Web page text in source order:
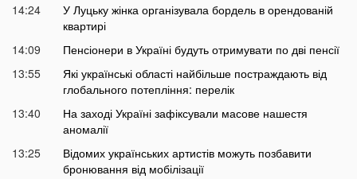
14:24
У Луцьку жінка організувала бордель в орендованій
квартирі
14:09
Пенсіонери в Україні будуть отримувати по дві пенсії
13:55
Які українські області найбільше постраждають від
глобального потепління: перелік
13:40
На заході Україні зафіксували масове нашестя
аномалії
13:25
Відомих українських артистів можуть позбавити
бронювання від мобілізації